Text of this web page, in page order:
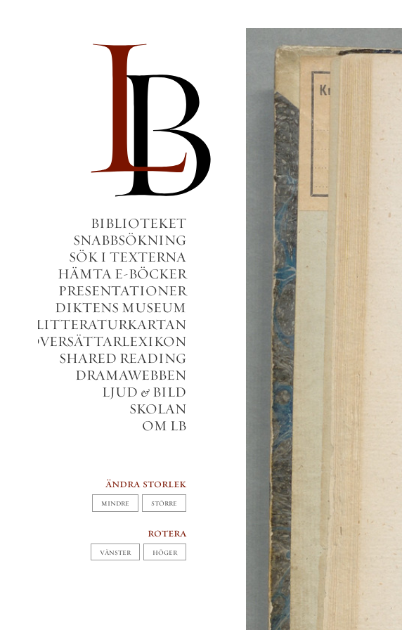
BIBLIOTEKET
SNABBSÖKNING
SÖK I TEXTERNA
HÄMTA E-BÖCKER
PRESENTATIONER
DIKTENS MUSEUM
SHARED READING
DRAMAWEBBEN
&BILD
SKOLAN
OM LB
ändra storlek
STÖRRE
HÖGER